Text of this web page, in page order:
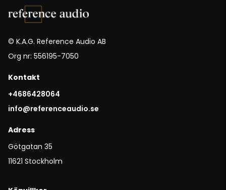
© K.A.G. Reference Audio AB
Org nr: 556195-7050
Kontakt
+4686428064
info@referenceaudio.se
Adress
Götgatan 35
11621 Stockholm